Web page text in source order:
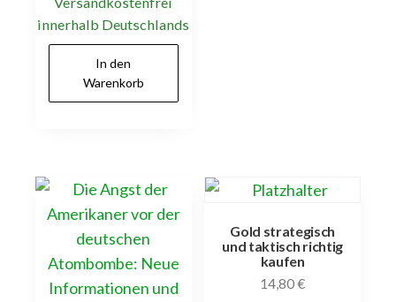
innerhalb Deutschlands
In den
Warenkorb
Gold strategisch
und taktisch richtig
kaufen
14,80€